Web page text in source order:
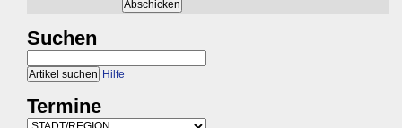
Suchen
Hilfe
Termine